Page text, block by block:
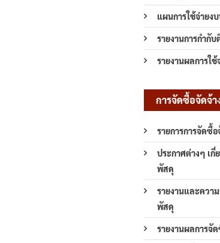
แผนการใช้จ่ายง
รายงานการกำกั
รายงานผลการใ
การจัดซื้อจัดจ้
รายการการจัดซื้
ประกาศต่างๆ เกี่
พัสดุ
รายงานและควา
พัสดุ
รายงานผลการจั